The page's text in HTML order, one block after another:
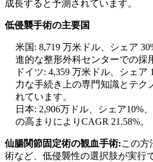
成長すると予測されています。
低侵襲手術の主要国
米国: 8,719 万米ドル、シェア
進的な整形外科センターでの採
ドイツ: 4,359 万米ドル、シェア
力な手続き上の専門知識とテク
れています。
日本: 2,906万ドル、シェア10%
の高まりによりCAGR 21.58%。
仙腸関節固定術の観血手術:この方
術など、低侵襲性の選択肢が実行